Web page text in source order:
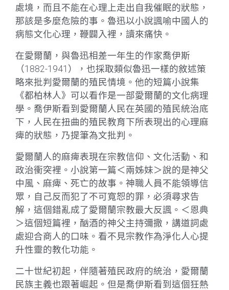
處境，而且不能在心理上走出自我催眠的狀態，
那該是多麼危險的事。魯迅以小說諷喻中國人的
病態文化心理，鞭闢入裡，讀來痛快。
在愛爾蘭，與魯迅相差一年生的作家喬伊斯
（1882-1941），也採取類似魯迅一樣的敘述策
略來批判愛爾蘭的殖民情境。他的短篇小說集
《都柏林人》可以看作是一部愛爾蘭的文化病理
學。喬伊斯看到愛爾蘭人民在英國的殖民統治底
下，人民在扭曲的殖民教育下所表現出的心理麻
痺的狀態，乃提筆為文批判。
愛爾蘭人的麻痺表現在宗教信仰、文化活動、和
政治衝突裡。小說第一篇＜兩姊妹＞說的是神父
中風、麻痺、死亡的故事。神職人員不能領導信
眾，自己反而犯了不可寬恕的罪，必須尋求告
解，這個錯亂成了愛爾蘭宗教最大反諷。＜恩典
＞這個短篇裡，酗酒的神父主持彌撒，講道詞處
處迎合商人的口味。看不見宗教作為淨化人心提
升性靈的教化功能。
二十世紀初起，伴隨著殖民政府的統治，愛爾蘭
民族主義也跟著崛起。但是喬伊斯看到這個狂熱